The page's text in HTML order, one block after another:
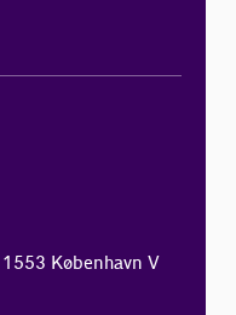
København V